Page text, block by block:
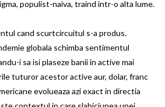
populist-naiva, traind intr-o alta lume.
cand scurtcircuitul s-a produs.
globala schimba sentimentul
i sa isi plaseze banii in active mai
tuturor acestor active aur, dolar, franc
evolueaza azi exact in directia